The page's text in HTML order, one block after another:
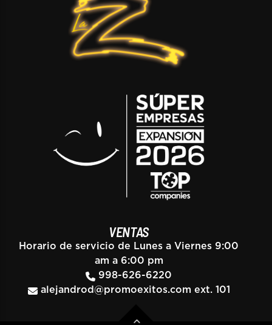
VENTAS
Horario de servicio de Lunes a Viernes 9:00
am a 6:00 pm
998-626-6220
alejandrod@promoexitos.com ext. 101